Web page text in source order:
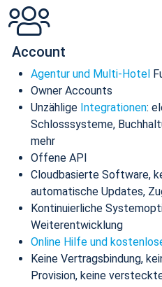
Account
Agentur und Multi-Hotel
Owner Accounts
Unzählige Integrationen:
Schlosssysteme,
mehr
Offene API
Cloudbasierte Software,
automatische Updates,
Kontinuierliche
Weiterentwicklung
Online Hilfe und
Keine Vertragsbindung,
Provision, keine